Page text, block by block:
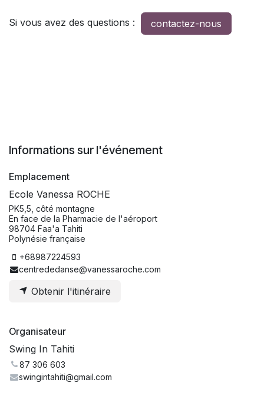
Si vous avez des questions : contactez-nous
Informations sur l'événement
Emplacement
Ecole Vanessa ROCHE
PK5,5, côté montagne
En face de la Pharmacie de l'aéroport
98704 Faa'a Tahiti
Polynésie française
+68987224593
centrededanse@vanessaroche.com
Obtenir l'itinéraire
Organisateur
Swing In Tahiti
87 306 603
swingintahiti@gmail.com